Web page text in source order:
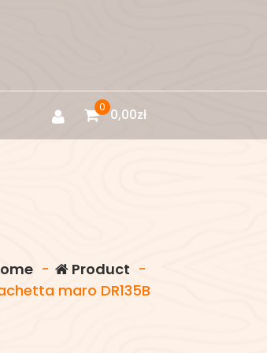
0 0,00zł
- Product -
maro DR135B